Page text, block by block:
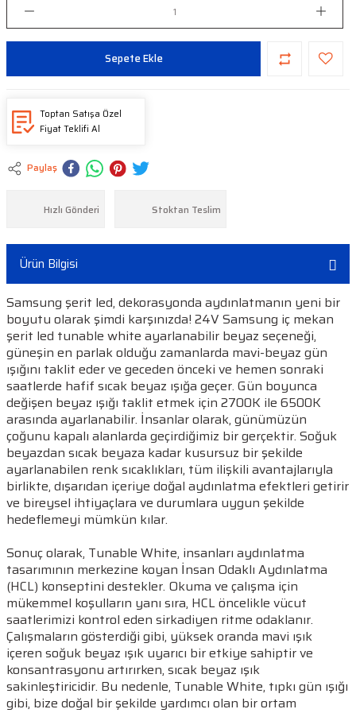
Sepete Ekle
Toptan Satışa Özel
Fiyat Teklifi Al
Paylaş
Hızlı Gönderi Stoktan Teslim
Ürün Bilgisi
Samsung şerit led, dekorasyonda aydınlatmanın yeni bir
boyutu olarak şimdi karşınızda! 24V Samsung iç mekan
şerit led tunable white ayarlanabilir beyaz seçeneği,
güneşin en parlak olduğu zamanlarda mavi-beyaz gün
ışığını taklit eder ve geceden önceki ve hemen sonraki
saatlerde hafif sıcak beyaz ışığa geçer. Gün boyunca
değişen beyaz ışığı taklit etmek için 2700K ile 6500K
arasında ayarlanabilir. İnsanlar olarak, günümüzün
çoğunu kapalı alanlarda geçirdiğimiz bir gerçektir. Soğuk
beyazdan sıcak beyaza kadar kusursuz bir şekilde
ayarlanabilen renk sıcaklıkları, tüm ilişkili avantajlarıyla
birlikte, dışarıdan içeriye doğal aydınlatma efektleri getirir
ve bireysel ihtiyaçlara ve durumlara uygun şekilde
hedeflemeyi mümkün kılar.
Sonuç olarak, Tunable White, insanları aydınlatma
tasarımının merkezine koyan İnsan Odaklı Aydınlatma
(HCL) konseptini destekler. Okuma ve çalışma için
mükemmel koşulların yanı sıra, HCL öncelikle vücut
saatlerimizi kontrol eden sirkadiyen ritme odaklanır.
Çalışmaların gösterdiği gibi, yüksek oranda mavi ışık
içeren soğuk beyaz ışık uyarıcı bir etkiye sahiptir ve
konsantrasyonu artırırken, sıcak beyaz ışık
sakinleştiricidir. Bu nedenle, Tunable White, tıpkı gün ışığı
gibi, bize doğal bir şekilde yardımcı olan bir ortam